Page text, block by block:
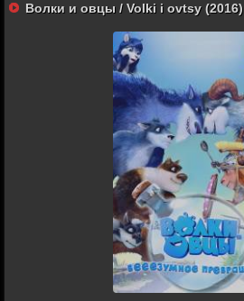
Волки и овцы / Volki i ovtsy (2016)